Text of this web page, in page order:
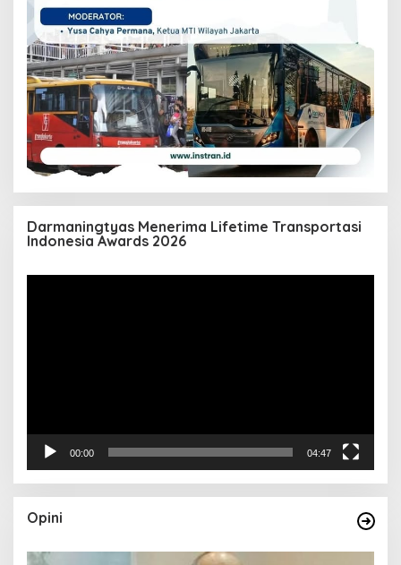
Darmaningtyas Menerima Lifetime Transportasi
Indonesia Awards 2026
00:00 04:47
Opini